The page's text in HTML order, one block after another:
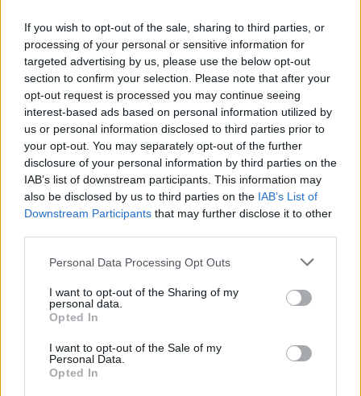
If you wish to opt-out of the sale, sharing to third parties, or
processing of your personal or sensitive information for
targeted advertising by us, please use the below opt-out
section to confirm your selection. Please note that after your
opt-out request is processed you may continue seeing
interest-based ads based on personal information utilized by
us or personal information disclosed to third parties prior to
your opt-out. You may separately opt-out of the further
disclosure of your personal information by third parties on the
IAB’s list of downstream participants. This information may
also be disclosed by us to third parties on the IAB’s List of
Downstream Participants that may further disclose it to other
Personal Data Processing Opt Outs
I want to opt-out of the Sharing of my
personal data.
Opted In
I want to opt-out of the Sale of my
Personal Data.
Opted In
Gianpaolo Pazzini.
01/05/2011
L'uomo che ogni donna vorrebbe
avere
30/05/2010
«Bocchino con quel cognome...»
25/04/2010
14/02/2010